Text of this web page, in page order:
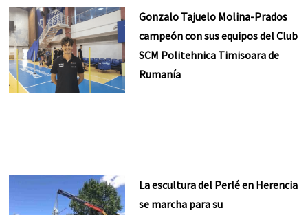
Gonzalo Tajuelo Molina-Prados
campeón con sus equipos del Club
SCM Politehnica Timisoara de
Rumanía
La escultura del Perlé en Herencia
se marcha para su